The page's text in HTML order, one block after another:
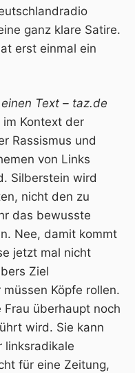
ganz klare Satire.
erst einmal ein
Text – taz.de
im Kontext der
Rassismus und
von Links
Silberstein wird
nicht den zu
das bewusste
Nee, damit kommt
jetzt mal nicht
Ziel
Köpfe rollen.
überhaupt noch
wird. Sie kann
linksradikale
für eine Zeitung,